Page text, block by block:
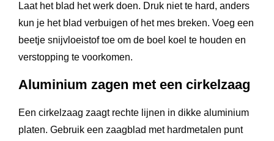
Laat het blad het werk doen. Druk niet te hard, anders
kun je het blad verbuigen of het mes breken. Voeg een
beetje snijvloeistof toe om de boel koel te houden en
verstopping te voorkomen.
Aluminium zagen met een cirkelzaag
Een cirkelzaag zaagt rechte lijnen in dikke aluminium
platen. Gebruik een zaagblad met hardmetalen punt